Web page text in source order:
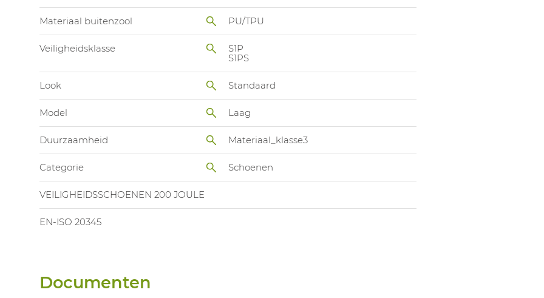
Materiaal buitenzool PU/TPU
Veiligheidsklasse
S1P
S1PS
Look Standaard
Model Laag
Duurzaamheid Materiaal_klasse3
Categorie Schoenen
VEILIGHEIDSSCHOENEN 200 JOULE
EN-ISO 20345
Documenten